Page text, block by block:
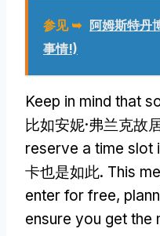
参见 ➥ 阿姆斯特丹
事情!)
Keep in mind that
比如安妮·弗兰克故
reserve a time slot
卡也是如此. This
enter for free,
ensure you get